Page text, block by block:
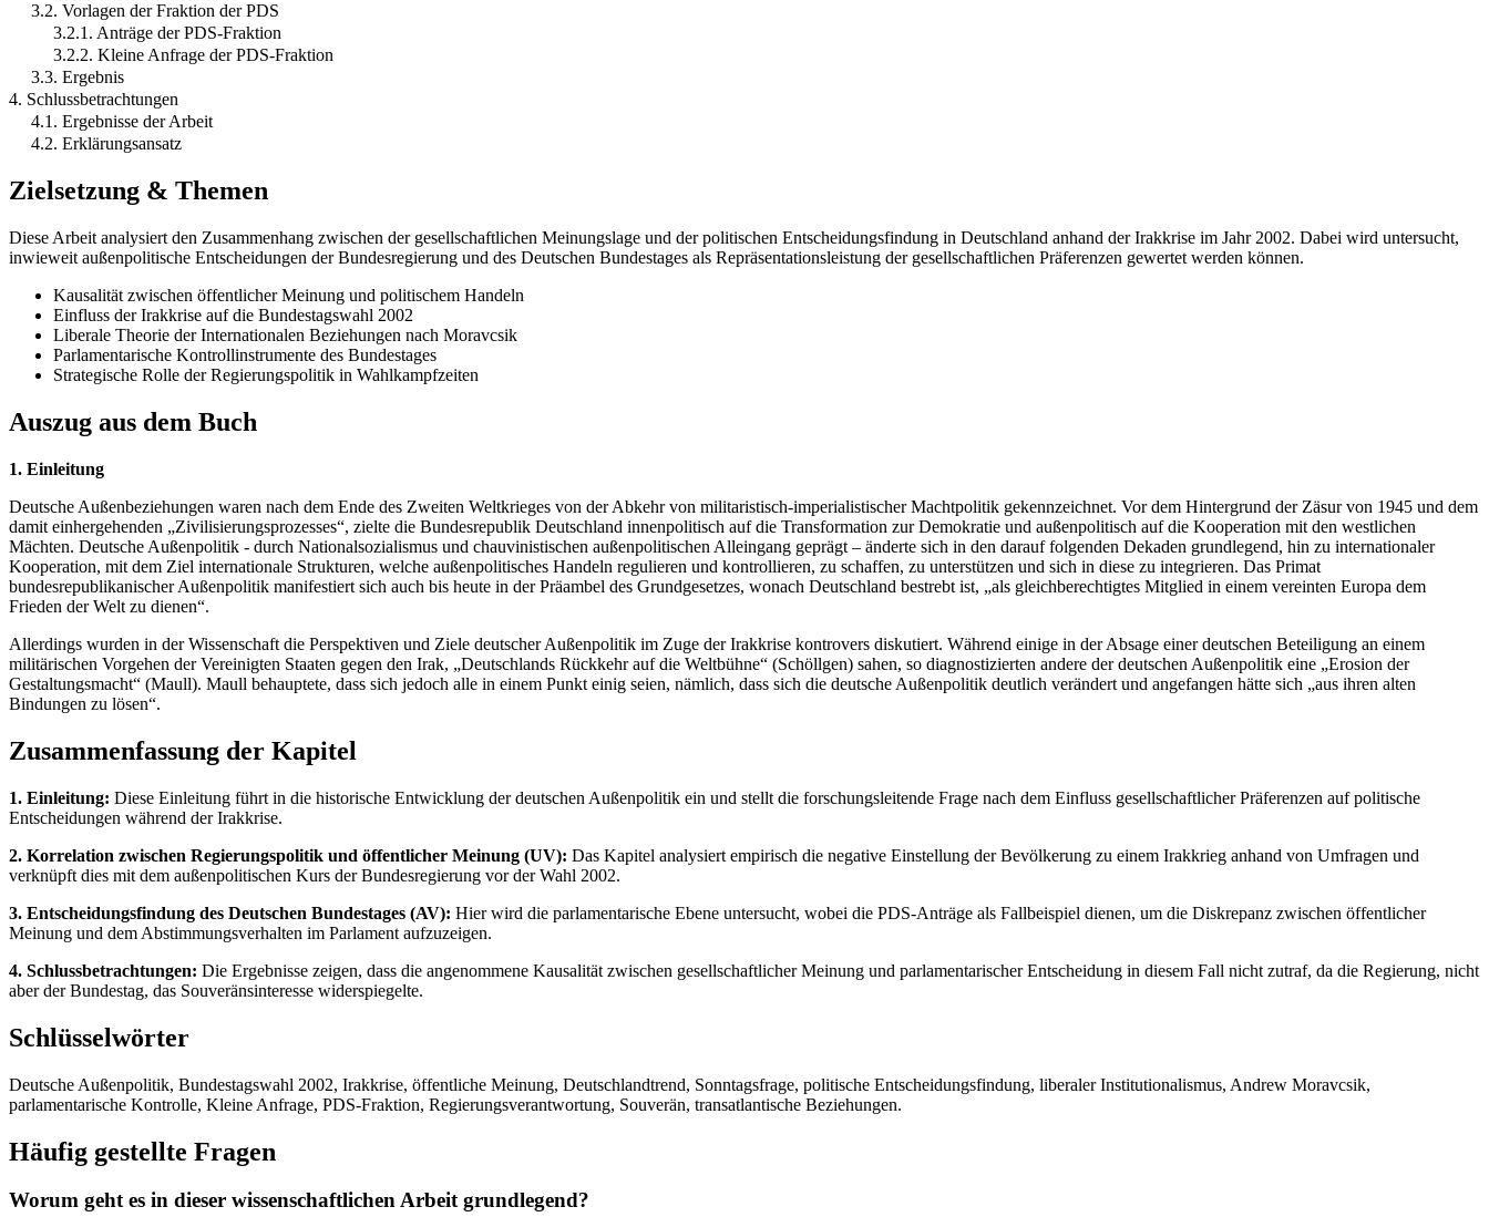
3.2. Vorlagen der Fraktion der PDS
3.2.1. Anträge der PDS-Fraktion
3.2.2. Kleine Anfrage der PDS-Fraktion
3.3. Ergebnis
4. Schlussbetrachtungen
4.1. Ergebnisse der Arbeit
4.2. Erklärungsansatz
Zielsetzung & Themen
Diese Arbeit analysiert den Zusammenhang zwischen der gesellschaftlichen Meinungslage und der politischen Entscheidungsfindung in Deutschland anhand der Irakkrise im Jahr 2002. Dabei wird untersucht,
inwieweit außenpolitische Entscheidungen der Bundesregierung und des Deutschen Bundestages als Repräsentationsleistung der gesellschaftlichen Präferenzen gewertet werden können.
Kausalität zwischen öffentlicher Meinung und politischem Handeln
Einfluss der Irakkrise auf die Bundestagswahl 2002
Liberale Theorie der Internationalen Beziehungen nach Moravcsik
Parlamentarische Kontrollinstrumente des Bundestages
Strategische Rolle der Regierungspolitik in Wahlkampfzeiten
Auszug aus dem Buch
1. Einleitung
Deutsche Außenbeziehungen waren nach dem Ende des Zweiten Weltkrieges von der Abkehr von militaristisch-imperialistischer Machtpolitik gekennzeichnet. Vor dem Hintergrund der Zäsur von 1945 und dem
damit einhergehenden „Zivilisierungsprozesses“, zielte die Bundesrepublik Deutschland innenpolitisch auf die Transformation zur Demokratie und außenpolitisch auf die Kooperation mit den westlichen
Mächten. Deutsche Außenpolitik - durch Nationalsozialismus und chauvinistischen außenpolitischen Alleingang geprägt – änderte sich in den darauf folgenden Dekaden grundlegend, hin zu internationaler
Kooperation, mit dem Ziel internationale Strukturen, welche außenpolitisches Handeln regulieren und kontrollieren, zu schaffen, zu unterstützen und sich in diese zu integrieren. Das Primat
bundesrepublikanischer Außenpolitik manifestiert sich auch bis heute in der Präambel des Grundgesetzes, wonach Deutschland bestrebt ist, „als gleichberechtigtes Mitglied in einem vereinten Europa dem
Frieden der Welt zu dienen“.
Allerdings wurden in der Wissenschaft die Perspektiven und Ziele deutscher Außenpolitik im Zuge der Irakkrise kontrovers diskutiert. Während einige in der Absage einer deutschen Beteiligung an einem
militärischen Vorgehen der Vereinigten Staaten gegen den Irak, „Deutschlands Rückkehr auf die Weltbühne“ (Schöllgen) sahen, so diagnostizierten andere der deutschen Außenpolitik eine „Erosion der
Gestaltungsmacht“ (Maull). Maull behauptete, dass sich jedoch alle in einem Punkt einig seien, nämlich, dass sich die deutsche Außenpolitik deutlich verändert und angefangen hätte sich „aus ihren alten
Bindungen zu lösen“.
Zusammenfassung der Kapitel
1. Einleitung: Diese Einleitung führt in die historische Entwicklung der deutschen Außenpolitik ein und stellt die forschungsleitende Frage nach dem Einfluss gesellschaftlicher Präferenzen auf politische
Entscheidungen während der Irakkrise.
2. Korrelation zwischen Regierungspolitik und öffentlicher Meinung (UV): Das Kapitel analysiert empirisch die negative Einstellung der Bevölkerung zu einem Irakkrieg anhand von Umfragen und
verknüpft dies mit dem außenpolitischen Kurs der Bundesregierung vor der Wahl 2002.
3. Entscheidungsfindung des Deutschen Bundestages (AV): Hier wird die parlamentarische Ebene untersucht, wobei die PDS-Anträge als Fallbeispiel dienen, um die Diskrepanz zwischen öffentlicher
Meinung und dem Abstimmungsverhalten im Parlament aufzuzeigen.
4. Schlussbetrachtungen: Die Ergebnisse zeigen, dass die angenommene Kausalität zwischen gesellschaftlicher Meinung und parlamentarischer Entscheidung in diesem Fall nicht zutraf, da die Regierung, nicht
aber der Bundestag, das Souveränsinteresse widerspiegelte.
Schlüsselwörter
Deutsche Außenpolitik, Bundestagswahl 2002, Irakkrise, öffentliche Meinung, Deutschlandtrend, Sonntagsfrage, politische Entscheidungsfindung, liberaler Institutionalismus, Andrew Moravcsik,
parlamentarische Kontrolle, Kleine Anfrage, PDS-Fraktion, Regierungsverantwortung, Souverän, transatlantische Beziehungen.
Häufig gestellte Fragen
Worum geht es in dieser wissenschaftlichen Arbeit grundlegend?